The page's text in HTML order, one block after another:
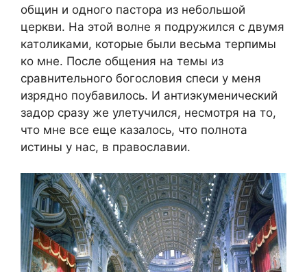
общин и одного пастора из небольшой
церкви. На этой волне я подружился с двумя
католиками, которые были весьма терпимы
ко мне. После общения на темы из
сравнительного богословия спеси у меня
изрядно поубавилось. И антиэкуменический
задор сразу же улетучился, несмотря на то,
что мне все еще казалось, что полнота
истины у нас, в православии.